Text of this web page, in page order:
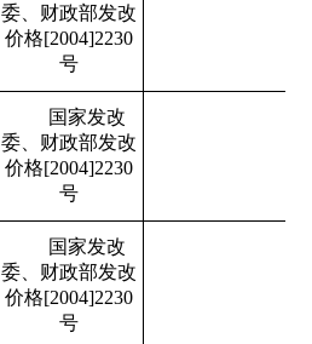
委、财政部发改
价格[2004]2230
号
国家发改
委、财政部发改
价格[2004]2230
号
国家发改
委、财政部发改
价格[2004]2230
号